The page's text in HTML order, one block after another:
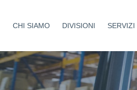
CHI SIAMO DIVISIONI
Aziende Protette
Coltivando Sicurezza
Costruire Sicuri
SERVIZI